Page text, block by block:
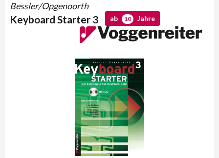
Bessler/Opgenoorth
Keyboard Starter 3 ab 10 Jahre